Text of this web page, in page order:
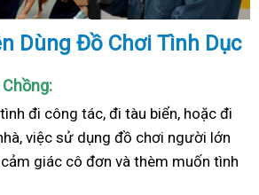
Dùng Đồ Chơi Tình Dục
Chồng:
đi công tác, đi tàu biển, hoặc đi
việc sử dụng đồ chơi người lớn
giác cô đơn và thèm muốn tình